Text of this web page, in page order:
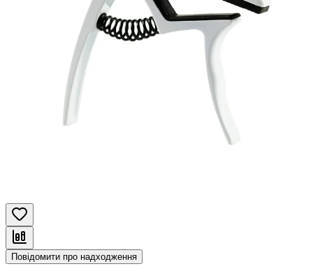
Повідомити про надходження